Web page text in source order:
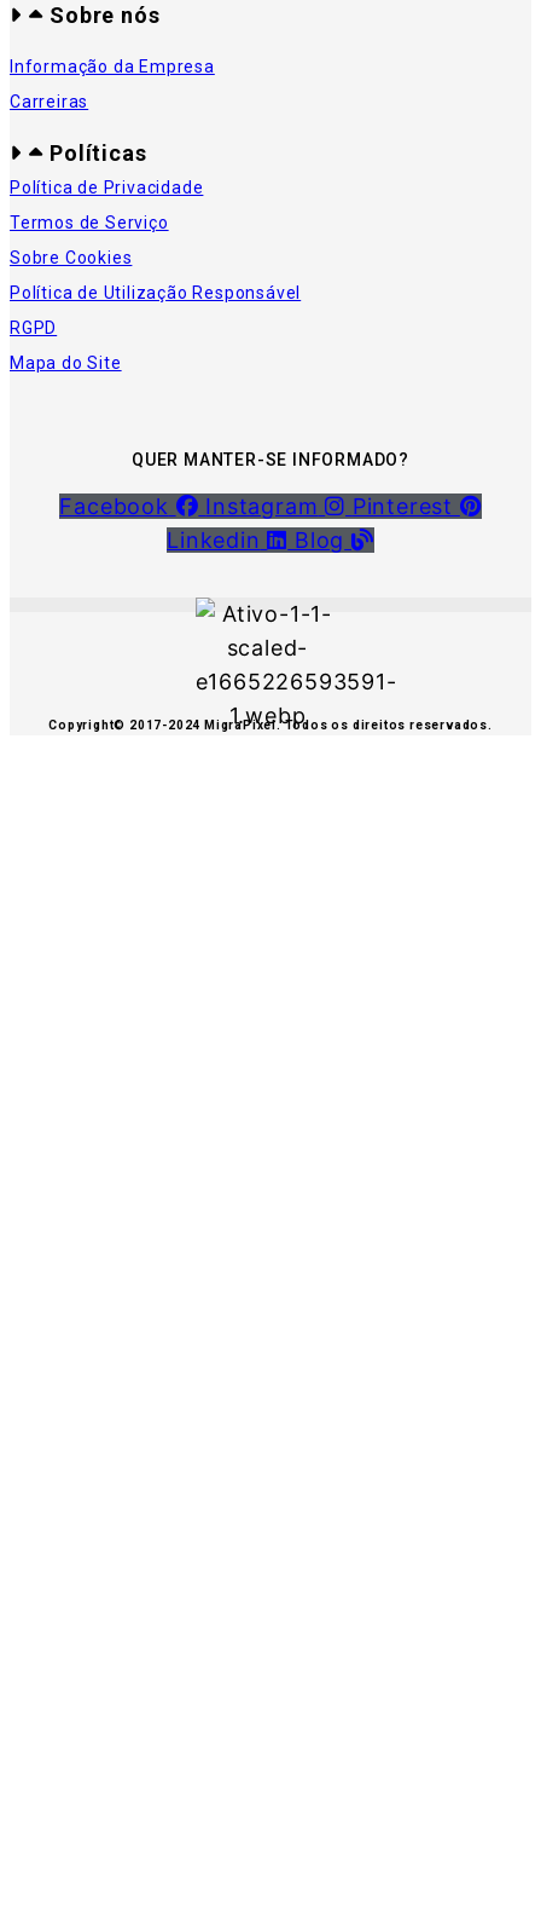
Sobre nós
Informação da Empresa
Carreiras
Políticas
Política de Privacidade
Termos de Serviço
Sobre Cookies
Política de Utilização Responsável
RGPD
Mapa do Site
QUER MANTER-SE INFORMADO?
Facebook Instagram
Pinterest
Linkedin
Blog
Copyright© 2017-2024 MigraPixel. Todos os direitos reservados.